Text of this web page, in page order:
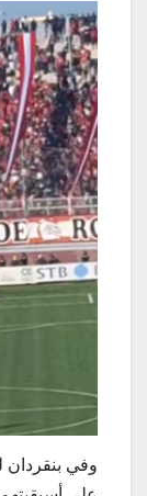
وفي بنقردان